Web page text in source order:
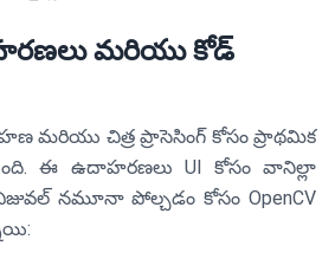
మరియు కోడ్
మరియు చిత్ర ప్రాసెసింగ్ కోసం ప్రాథమిక
ఈ ఉదాహరణలు UI కోసం వానిల్లా
నమూనా పోల్చడం కోసం OpenCV